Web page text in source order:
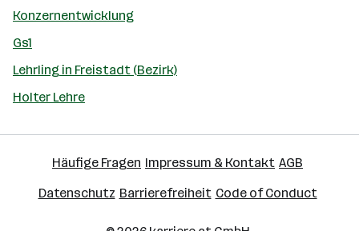
Konzernentwicklung
Gs1
Lehrling in Freistadt (Bezirk)
Holter Lehre
Häufige Fragen Impressum & Kontakt AGB
Datenschutz Barrierefreiheit Code of Conduct